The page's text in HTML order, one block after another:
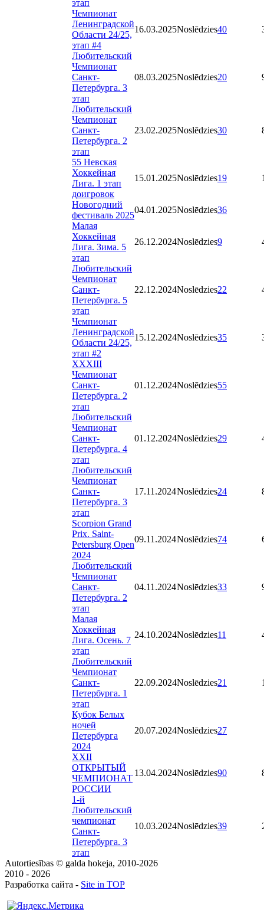
этап
Чемпионат
Ленинградской
Области 24/25,
этап #4
16.03.2025Noslēdzies40
Любительский
Чемпионат
Санкт-
Петербурга. 3
этап
08.03.2025Noslēdzies20
Любительский
Чемпионат
Санкт-
Петербурга. 2
этап
23.02.2025Noslēdzies30
55 Невская
Хоккейная
Лига. 1 этап
доигровок
15.01.2025Noslēdzies19
Новогодний
фестиваль 2025
04.01.2025Noslēdzies36
Малая
Хоккейная
Лига. Зима. 5
этап
26.12.2024Noslēdzies9
Любительский
Чемпионат
Санкт-
Петербурга. 5
этап
22.12.2024Noslēdzies22
Чемпионат
Ленинградской
Области 24/25,
этап #2
15.12.2024Noslēdzies35
XXXIII
Чемпионат
Санкт-
Петербурга. 2
этап
01.12.2024Noslēdzies55
Любительский
Чемпионат
Санкт-
Петербурга. 4
этап
01.12.2024Noslēdzies29
Любительский
Чемпионат
Санкт-
Петербурга. 3
этап
17.11.2024Noslēdzies24
Scorpion Grand
Prix. Saint-
Petersburg Open
2024
09.11.2024Noslēdzies74
Любительский
Чемпионат
Санкт-
Петербурга. 2
этап
04.11.2024Noslēdzies33
Малая
Хоккейная
Лига. Осень. 7
этап
24.10.2024Noslēdzies11
Любительский
Чемпионат
Санкт-
Петербурга. 1
этап
22.09.2024Noslēdzies21
Кубок Белых
ночей
Петербурга
2024
20.07.2024Noslēdzies27
XXII
ОТКРЫТЫЙ
ЧЕМПИОНАТ
РОССИИ
13.04.2024Noslēdzies90
1-й
Любительский
чемпионат
Санкт-
Петербурга. 3
этап
10.03.2024Noslēdzies39
Autortiesības © galda hokeja, 2010-2026
2010 - 2026
Разработка сайта - Site in TOP